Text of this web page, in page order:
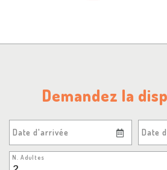
Demandez la
Date d'arrivée Date
N. Adultes